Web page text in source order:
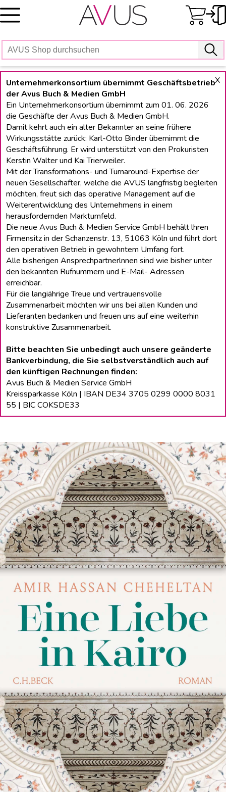
Skip
to
X
Unternehmerkonsortium übernimmt Geschäftsbetrieb
der Avus Buch & Medien GmbH
Ein Unternehmerkonsortium übernimmt zum 01. 06. 2026
die Geschäfte der Avus Buch & Medien GmbH.
Damit kehrt auch ein alter Bekannter an seine frühere
Wirkungsstätte zurück: Karl-Otto Binder übernimmt die
Geschäftsführung. Er wird unterstützt von den Prokuristen
Kerstin Walter und Kai Trierweiler.
Mit der Transformations- und Turnaround-Expertise der
neuen Gesellschafter, welche die AVUS langfristig begleiten
möchten, freut sich das operative Management auf die
Weiterentwicklung des Unternehmens in einem
herausfordernden Marktumfeld.
Die neue Avus Buch & Medien Service GmbH behält lhren
Firmensitz in der Schanzenstr. 13, 51063 Köln und führt dort
den operativen Betrieb in gewohntem Umfang fort.
Alle bisherigen Ansprechpartnerlnnen sind wie bisher unter
den bekannten Rufnummern und E-Mail- Adressen
erreichbar.
Für die langiährige Treue und vertrauensvolle
Zusammenarbeit möchten wir uns bei allen Kunden und
Lieferanten bedanken und freuen uns auf eine weiterhin
konstruktive Zusammenarbeit.
Bitte beachten Sie unbedingt auch unsere geänderte
Bankverbindung, die Sie selbstverständlich auch auf
den künftigen Rechnungen finden:
Avus Buch & Medien Service GmbH
Kreissparkasse Köln | IBAN DE34 3705 0299 0000 8031
55 | BIC COKSDE33